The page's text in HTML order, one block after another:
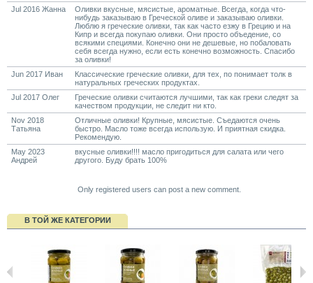
Jul 2016 Жанна
Оливки вкусные, мясистые, ароматные. Всегда, когда что-
нибудь заказываю в Греческой оливе и заказываю оливки.
Люблю я греческие оливки, так как часто езжу в Грецию и на
Кипр и всегда покупаю оливки. Они просто объедение, со
всякими специями. Конечно они не дешевые, но побаловать
себя всегда нужно, если есть конечно возможность. Спасибо
за оливки!
Jun 2017 Иван
Классические греческие оливки, для тех, по понимает толк в
натуральных греческих продуктах.
Jul 2017 Олег
Греческие оливки считаются лучшими, так как греки следят за
качеством продукции, не следит ни кто.
Nov 2018
Татьяна
Отличные оливки! Крупные, мясистые. Съедаются очень
быстро. Масло тоже всегда использую. И приятная скидка.
Рекомендую.
May 2023
Андрей
вкусные оливки!!!! масло пригодиться для салата или чего
другого. Буду брать 100%
Only registered users can post a new comment.
В ТОЙ ЖЕ КАТЕГОРИИ